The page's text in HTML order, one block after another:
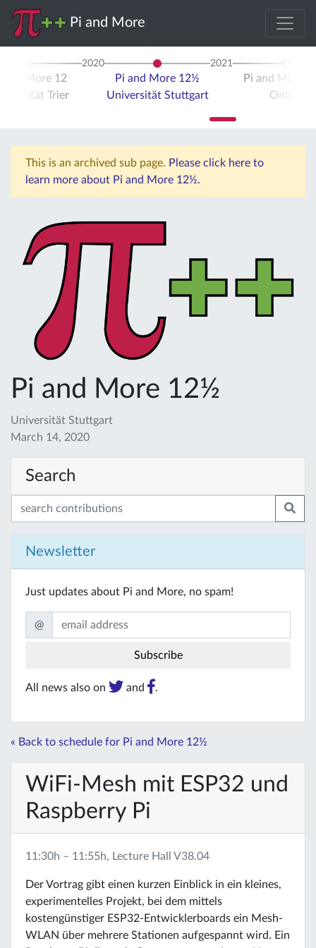
Pi and More
and More 12
Trier
2020
Pi and More 12½
Universität Stuttgart
2021
Pi and More
Online
This is an archived sub page. Please click here to
learn more about Pi and More 12½.
Pi and More 12½
Universität Stuttgart
March 14, 2020
Search
Newsletter
Just updates about Pi and More, no spam!
@
All news also on and .
« Back to schedule for Pi and More 12½
WiFi-Mesh mit ESP32 und
Raspberry Pi
11:30h – 11:55h, Lecture Hall V38.04
Der Vortrag gibt einen kurzen Einblick in ein kleines,
experimentelles Projekt, bei dem mittels
kostengünstiger ESP32-Entwicklerboards ein Mesh-
WLAN über mehrere Stationen aufgespannt wird. Ein